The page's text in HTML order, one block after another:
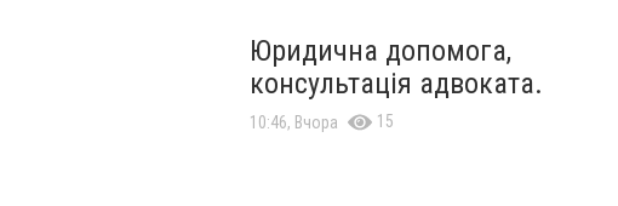
Юридична допомога,
консультація адвоката.
10:46, Вчора 15